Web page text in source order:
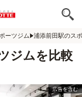
ーツジム 浦添前田駅のス
ジムを比較